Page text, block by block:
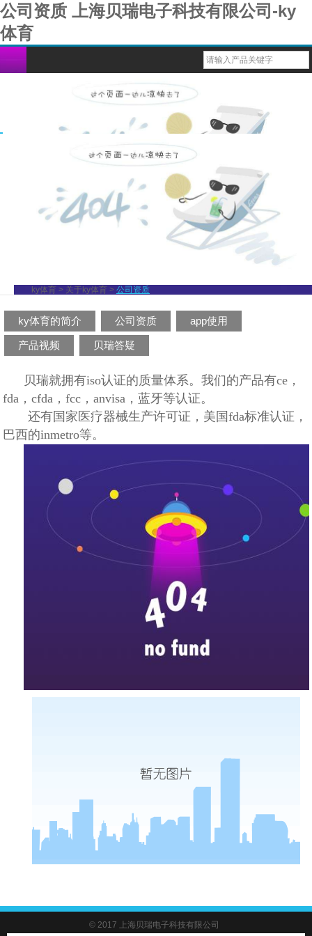
公司资质 上海贝瑞电子科技有限公司-ky
体育
台式六参蓝牙监护仪
六参数蓝牙掌式监护仪
bm1000脉搏血氧仪
bm1000b脉搏血氧仪
1000g脉搏血氧仪
bm1000d脉搏血氧仪
1000f脉搏血氧仪
1000e脉搏血氧仪
bm2000d脉搏血氧仪
多功能健康监测仪
usb心率计
戒指式穿戴心率计
重复性血氧传感器（探头）
一次性性血氧传感器（探头）
血氧导联连接线
导联心电图电缆线
导联心电配件
导联心电线
血氧ibp电缆
一次性血压袖带
重复性血压袖带
一次性体温探头
重复性体温探头
兽用多参蓝牙监护仪
兽用掌式蓝牙血氧仪
动物多参数蓝牙监护仪
ky体育 > 关于ky体育 > 公司资质
ky体育的简介 公司资质 app使用
产品视频 贝瑞答疑
贝瑞就拥有iso认证的质量体系。我们的产品有ce，
fda，cfda，fcc，anvisa，蓝牙等认证。
还有国家医疗器械生产许可证，美国fda标准认证，
巴西的inmetro等。
© 2017 上海贝瑞电子科技有限公司